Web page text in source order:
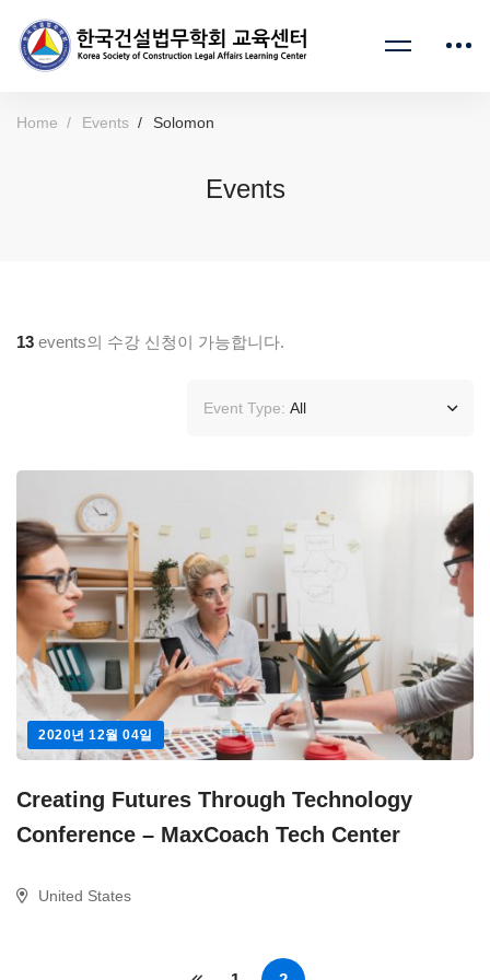
Home Events Solomon
Events
13 events의 수강 신청이 가능합니다.
Event Type: All
2020년 12월 04일
Creating Futures Through Technology
Conference – MaxCoach Tech Center
United States